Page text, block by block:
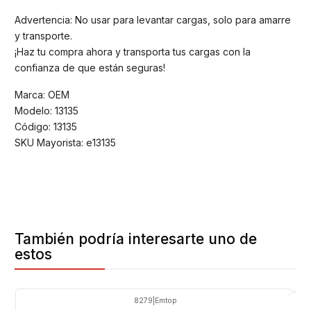
Advertencia: No usar para levantar cargas, solo para amarre
y transporte.
¡Haz tu compra ahora y transporta tus cargas con la
confianza de que están seguras!
Marca: OEM
Modelo: 13135
Código: 13135
SKU Mayorista: e13135
También podría interesarte uno de
estos
8279 Emtop